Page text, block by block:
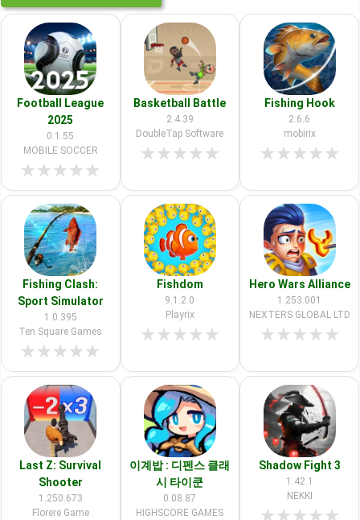
Football League
2025
0.1.55
MOBILE SOCCER
★★★★★
Basketball Battle
2.4.39
DoubleTap Software
★★★★★
Fishing Hook
2.6.6
mobirix
★★★★★
Fishing Clash:
Sport Simulator
1.0.395
Ten Square Games
★★★★★
Fishdom
9.1.2.0
Playrix
★★★★★
Hero Wars Alliance
1.253.001
NEXTERS GLOBAL LTD
★★★★★
Last Z: Survival
Shooter
1.250.673
Florere Game
이계밥 : 디펜스 클래
시 타이쿤
0.08.87
HIGHSCORE GAMES
Shadow Fight 3
1.42.1
NEKKI
★★★★★